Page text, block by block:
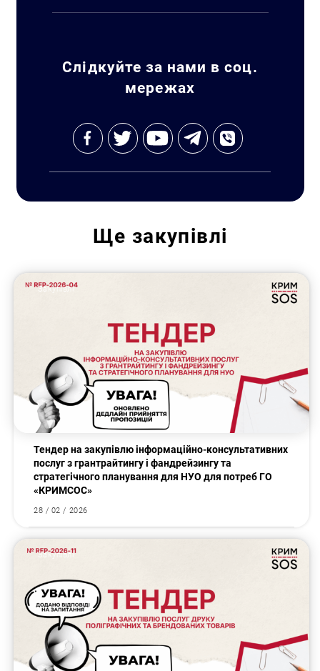
Слідкуйте за нами в соц.
мережах
Ще закупівлі
Закупівлі
Тендер на закупівлю інформаційно-консультативних
послуг з грантрайтингу і фандрейзингу та
стратегічного планування для НУО для потреб ГО
«КРИМСОС»
28 / 02 / 2026
Закупівлі